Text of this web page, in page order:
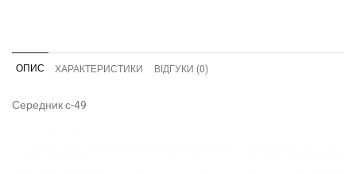
ОПИС ХАРАКТЕРИСТИКИ ВІДГУКИ (0)
Середник с-49